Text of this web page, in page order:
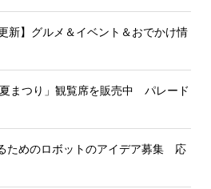
新】グルメ＆イベント＆おでかけ情
まつり」観覧席を販売中 パレード
ためのロボットのアイデア募集 応